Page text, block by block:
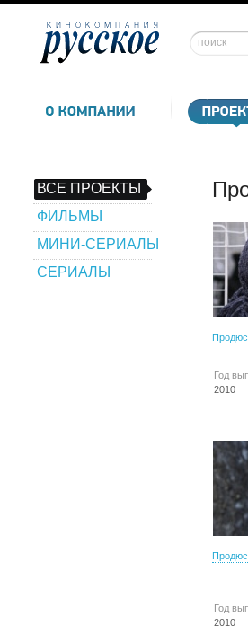
ВСЕ ПРОЕКТЫ
ФИЛЬМЫ
МИНИ-СЕРИАЛЫ
СЕРИАЛЫ
Год
2010
Год
2010